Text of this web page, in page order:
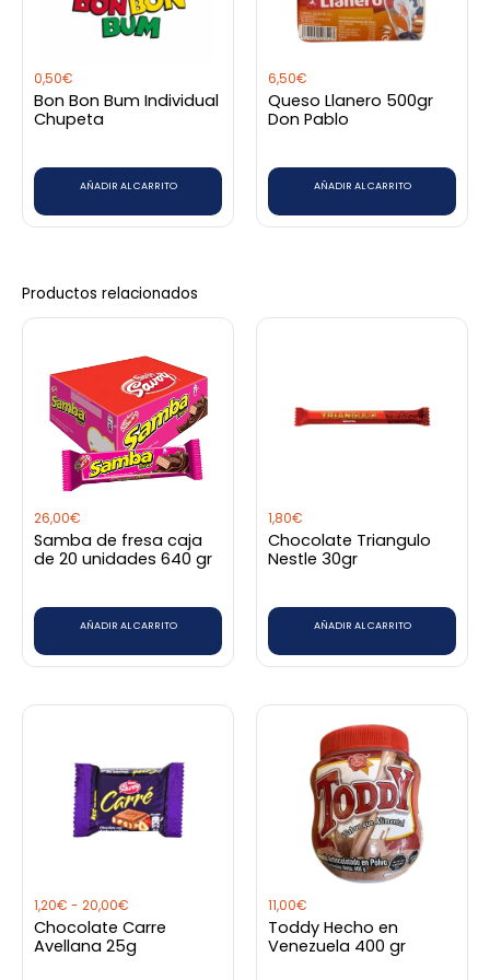
0,50€
Bon Bon Bum Individual
Chupeta
AÑADIR AL CARRITO
6,50€
Queso Llanero 500gr
Don Pablo
AÑADIR AL CARRITO
Productos relacionados
26,00€
Samba de fresa caja
de 20 unidades 640 gr
AÑADIR AL CARRITO
1,80€
Chocolate Triangulo
Nestle 30gr
AÑADIR AL CARRITO
1,20€ - 20,00€
desde
1,20€
hasta
20,00€
Chocolate Carre
Avellana 25g
Este
múltiples
variantes.
se
pueden
11,00€
Toddy Hecho en
Venezuela 400 gr